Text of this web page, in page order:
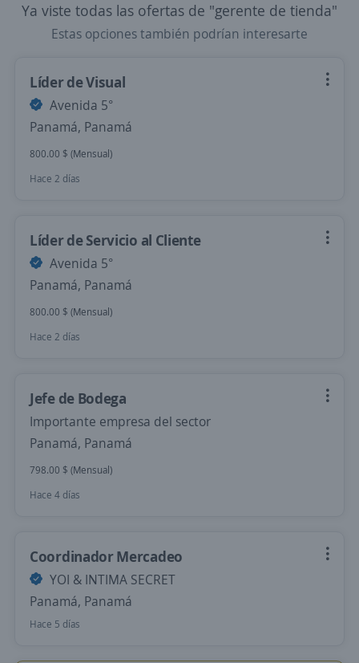
Ya viste todas las ofertas de "gerente de tienda"
Estas opciones también podrían interesarte
Líder de Visual
Avenida 5°
Panamá, Panamá
800.00 $ (Mensual)
Hace 2 días
Líder de Servicio al Cliente
Avenida 5°
Panamá, Panamá
800.00 $ (Mensual)
Hace 2 días
Jefe de Bodega
Importante empresa del sector
Panamá, Panamá
798.00 $ (Mensual)
Hace 4 días
Coordinador Mercadeo
YOI & INTIMA SECRET
Panamá, Panamá
Hace 5 días